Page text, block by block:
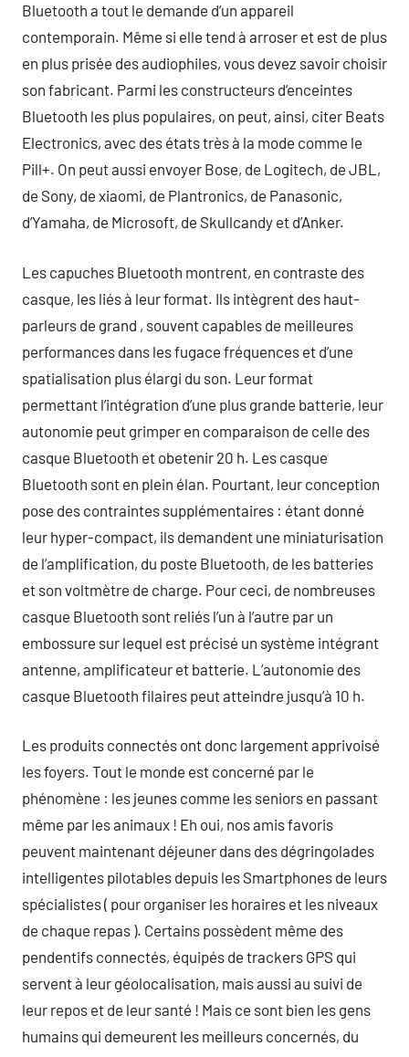
Bluetooth a tout le demande d’un appareil
contemporain. Même si elle tend à arroser et est de plus
en plus prisée des audiophiles, vous devez savoir choisir
son fabricant. Parmi les constructeurs d’enceintes
Bluetooth les plus populaires, on peut, ainsi, citer Beats
Electronics, avec des états très à la mode comme le
Pill+. On peut aussi envoyer Bose, de Logitech, de JBL,
de Sony, de xiaomi, de Plantronics, de Panasonic,
d’Yamaha, de Microsoft, de Skullcandy et d’Anker.
Les capuches Bluetooth montrent, en contraste des
casque, les liés à leur format. Ils intègrent des haut-
parleurs de grand , souvent capables de meilleures
performances dans les fugace fréquences et d’une
spatialisation plus élargi du son. Leur format
permettant l’intégration d’une plus grande batterie, leur
autonomie peut grimper en comparaison de celle des
casque Bluetooth et obetenir 20 h. Les casque
Bluetooth sont en plein élan. Pourtant, leur conception
pose des contraintes supplémentaires : étant donné
leur hyper-compact, ils demandent une miniaturisation
de l’amplification, du poste Bluetooth, de les batteries
et son voltmètre de charge. Pour ceci, de nombreuses
casque Bluetooth sont reliés l’un à l’autre par un
embossure sur lequel est précisé un système intégrant
antenne, amplificateur et batterie. L’autonomie des
casque Bluetooth filaires peut atteindre jusqu’à 10 h.
Les produits connectés ont donc largement apprivoisé
les foyers. Tout le monde est concerné par le
phénomène : les jeunes comme les seniors en passant
même par les animaux ! Eh oui, nos amis favoris
peuvent maintenant déjeuner dans des dégringolades
intelligentes pilotables depuis les Smartphones de leurs
spécialistes ( pour organiser les horaires et les niveaux
de chaque repas ). Certains possèdent même des
pendentifs connectés, équipés de trackers GPS qui
servent à leur géolocalisation, mais aussi au suivi de
leur repos et de leur santé ! Mais ce sont bien les gens
humains qui demeurent les meilleurs concernés, du